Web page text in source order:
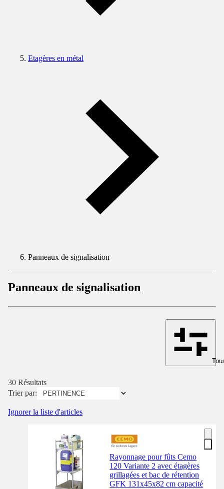
Etagères en métal
Panneaux de signalisation
Panneaux de signalisation
30 Résultats
Trier par:
Ignorer la liste d'articles
Rayonnage pour fûts Cemo
120 Variante 2 avec étagères
grillagées et bac de rétention
GFK 131x45x82 cm capacité